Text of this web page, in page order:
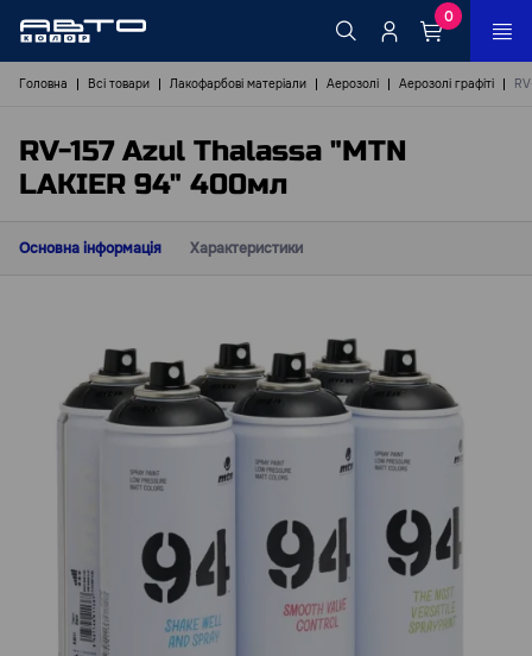
0
Головна Всі товари Лакофарбові матеріали Аерозолі Аерозолі графіті
RV-157 Azul Thalassa "MTN
LAKIER 94" 400мл
Основна інформація Характеристики